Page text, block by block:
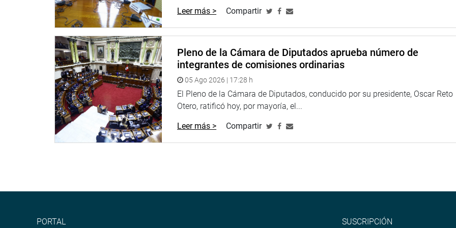
suspensión es una decisión que no alegra a nadie. Yo lo lamento mucho, pero el Presidente y la Mesa Directiva
tienen que cumplir el Reglamento del Congreso, anotó.
Al final de su declaración a la prensa, Iberico indicó que Abugattás tiene derecho a apelar al Poder Judicial, el
Tribunal Constitucional o cualquier otra instancia. Y anunció que ya la bancada nacionalista había presentado
una reconsideración a la votación, la misma que requiere de mayoría calificada para ser aceptada.
Puede encontrar más información en nuestra página web y redes sociales.
http://www.congreso.gob.pe/
Facebook: https://www.facebook.com/congresodelarepublicadelperu?fref=ts
Twitter: https://twitter.com/congresoperu
Puede encontrar más información en nuestra página web y redes sociales.
Leer más > Compartir
Pleno de la Cámara de Diputados aprueba número de
integrantes de comisiones ordinarias
05 Ago 2026 | 17:28 h
El Pleno de la Cámara de Diputados, conducido por su presidente, Oscar Reto
Otero, ratificó hoy, por mayoría, el...
Leer más > Compartir
PORTAL SUSCRIPCIÓN